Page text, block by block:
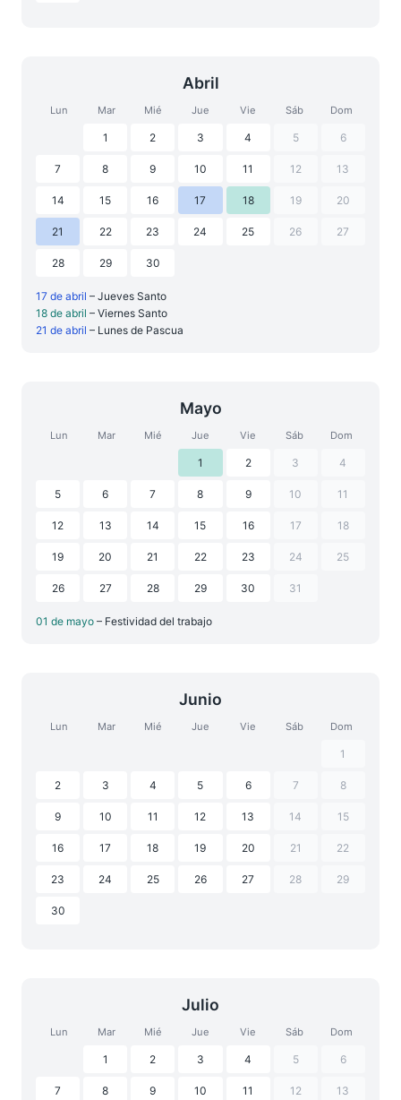
Abril
Lun Mar Mié Jue Vie Sáb Dom
1 2 3 4 5 6
7 8 9 10 11 12 13
14 15 16 17 18 19 20
21 22 23 24 25 26 27
28 29 30
17 de abril – Jueves Santo
18 de abril – Viernes Santo
21 de abril – Lunes de Pascua
Mayo
Lun Mar Mié Jue Vie Sáb Dom
1 2 3 4
5 6 7 8 9 10 11
12 13 14 15 16 17 18
19 20 21 22 23 24 25
26 27 28 29 30 31
01 de mayo – Festividad del trabajo
Junio
Lun Mar Mié Jue Vie Sáb Dom
1
2 3 4 5 6 7 8
9 10 11 12 13 14 15
16 17 18 19 20 21 22
23 24 25 26 27 28 29
30
Julio
Lun Mar Mié Jue Vie Sáb Dom
1 2 3 4 5 6
7 8 9 10 11 12 13